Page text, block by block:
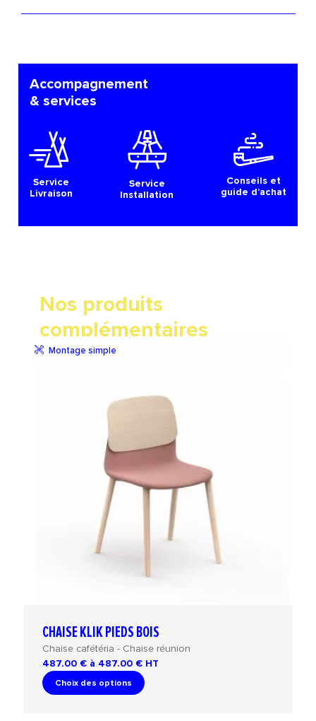
Accompagnement
& services
Service
Livraison
Service
Installation
Conseils et
guide d’achat
Nos produits
complémentaires
CHAISE KLIK PIEDS BOIS
Chaise cafétéria - Chaise réunion
487.00 € à 487.00 € HT
Choix des options
Montage simple